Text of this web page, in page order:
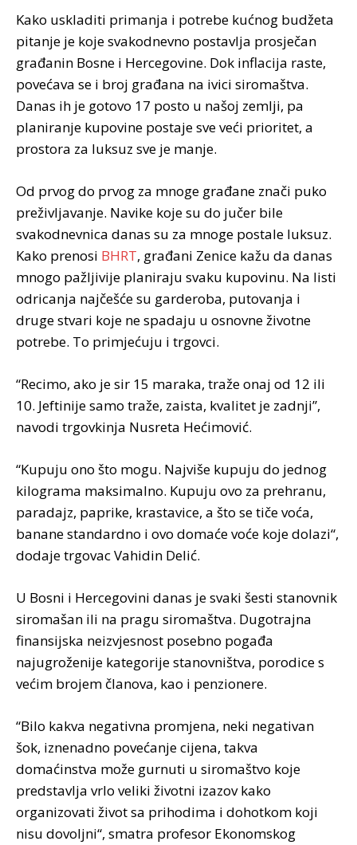
Kako uskladiti primanja i potrebe kućnog budžeta
pitanje je koje svakodnevno postavlja prosječan
građanin Bosne i Hercegovine. Dok inflacija raste,
povećava se i broj građana na ivici siromaštva.
Danas ih je gotovo 17 posto u našoj zemlji, pa
planiranje kupovine postaje sve veći prioritet, a
prostora za luksuz sve je manje.
Od prvog do prvog za mnoge građane znači puko
preživljavanje. Navike koje su do jučer bile
svakodnevnica danas su za mnoge postale luksuz.
Kako prenosi BHRT, građani Zenice kažu da danas
mnogo pažljivije planiraju svaku kupovinu. Na listi
odricanja najčešće su garderoba, putovanja i
druge stvari koje ne spadaju u osnovne životne
potrebe. To primjećuju i trgovci.
“Recimo, ako je sir 15 maraka, traže onaj od 12 ili
10. Jeftinije samo traže, zaista, kvalitet je zadnji”,
navodi trgovkinja Nusreta Hećimović.
“Kupuju ono što mogu. Najviše kupuju do jednog
kilograma maksimalno. Kupuju ovo za prehranu,
paradajz, paprike, krastavice, a što se tiče voća,
banane standardno i ovo domaće voće koje dolazi“,
dodaje trgovac Vahidin Delić.
U Bosni i Hercegovini danas je svaki šesti stanovnik
siromašan ili na pragu siromaštva. Dugotrajna
finansijska neizvjesnost posebno pogađa
najugroženije kategorije stanovništva, porodice s
većim brojem članova, kao i penzionere.
“Bilo kakva negativna promjena, neki negativan
šok, iznenadno povećanje cijena, takva
domaćinstva može gurnuti u siromaštvo koje
predstavlja vrlo veliki životni izazov kako
organizovati život sa prihodima i dohotkom koji
nisu dovoljni“, smatra profesor Ekonomskog